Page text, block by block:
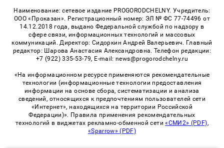
Наименование: сетевое издание PROGORODCHELNY. Учредитель:
ООО «Проказан». Регистрационный номер: ЭЛ № ФС 77-74496 от
14.12.2018 года, выдано Федеральной службой по надзору в
сфере связи, информационных технологий и массовых
коммуникаций. Директор: Сидоркин Андрей Валерьевич. Главный
редактор: Шарова Анастасия Александровна. Телефон редакции:
+7 (922) 335-53-79, E-mail: news@progorodchelny.ru
«На информационном ресурсе применяются рекомендательные
технологии (информационные технологии предоставления
информации на основе сбора, систематизации и анализа
сведений, относящихся к предпочтениям пользователей сети
«Интернет», находящихся на территории Российской
Федерации)». Правила применения рекомендательных
технологий в виджетах рекламно-обменной сети«СМИ2» (PDF),
«Sparrow» (PDF)